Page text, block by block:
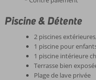
Piscine & Détente
2 piscines
1 piscine pour
1 piscine intérieure
Terrasse bien
Plage de lave privée